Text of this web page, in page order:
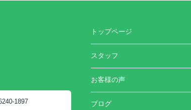
1897
トップページ
スタッフ
お客様の声
ブログ